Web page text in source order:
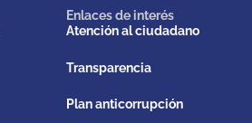
Enlaces de interés
Atención al ciudadano
Transparencia
Plan anticorrupción